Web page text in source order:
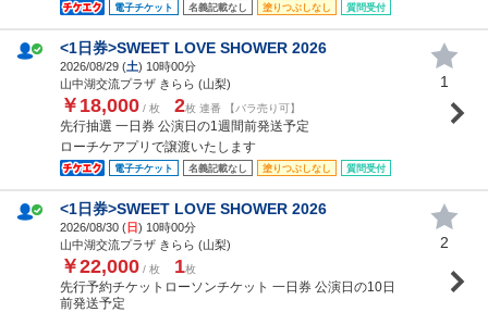
電子チケット 名義記載なし 塗りつぶしなし 質問受付
<1日券>SWEET LOVE SHOWER 2026
2026/08/29 (土) 10時00分
山中湖交流プラザ きらら (山梨)
￥18,000 / 枚 2枚 連番 【バラ売り可】
先行抽選 一日券 公演日の1週間前発送予定
ローチケアプリで譲渡いたします
電子チケット 名義記載なし 塗りつぶしなし 質問受付
1
<1日券>SWEET LOVE SHOWER 2026
2026/08/30 (日) 10時00分
山中湖交流プラザ きらら (山梨)
￥22,000 / 枚 1枚
先行予約チケットローソンチケット 一日券 公演日の10日
前発送予定
2